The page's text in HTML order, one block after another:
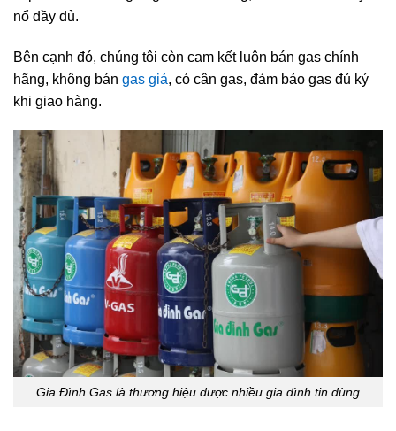
nổ đầy đủ.
Bên cạnh đó, chúng tôi còn cam kết luôn bán gas chính
hãng, không bán gas giả, có cân gas, đảm bảo gas đủ ký
khi giao hàng.
Gia Đình Gas là thương hiệu được nhiều gia đình tin dùng